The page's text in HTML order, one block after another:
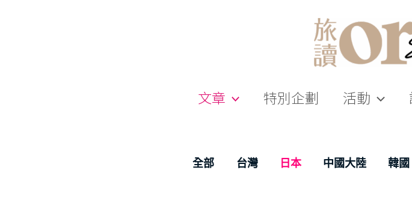
文章 特別企劃 活動
全部 台灣 日本 中國大陸 韓國